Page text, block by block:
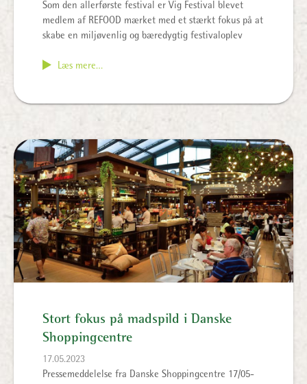
Som den allerførste festival er Vig Festival blevet
medlem af REFOOD mærket med et stærkt fokus på at
skabe en miljøvenlig og bæredygtig festivaloplev
Læs mere…
Stort fokus på madspild i Danske
Shoppingcentre
17.05.2023
Pressemeddelelse fra Danske Shoppingcentre 17/05-